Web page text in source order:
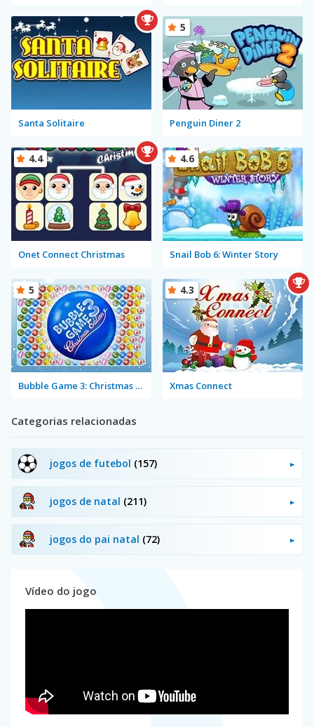
Santa Solitaire Penguin Diner 2
5
Onet Connect Christmas
4.4
Snail Bob 6: Winter Story
4.6
Bubble Game 3: Christmas Edition
5
Xmas Connect
4.3
Categorias relacionadas
jogos de futebol (157)
jogos de natal (211)
jogos do pai natal (72)
Vídeo do jogo